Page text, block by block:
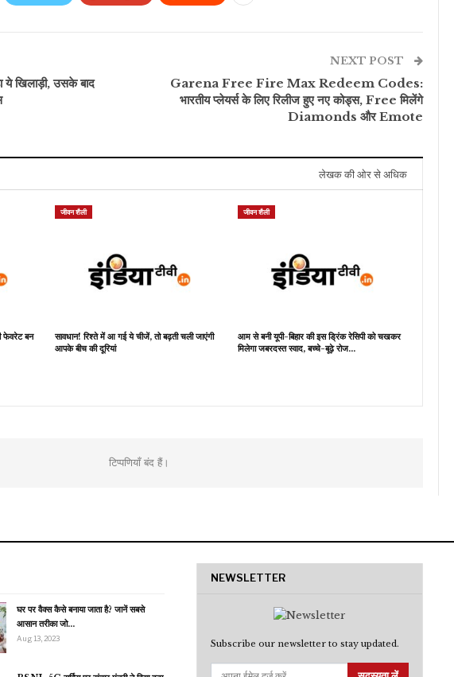
ये खिलाड़ी, उसके बाद
NEXT POST
Garena Free Fire Max Redeem Codes:
भारतीय प्लेयर्स के लिए रिलीज हुए नए कोड्स, Free मिलेंगे
Diamonds और Emote
लेखक की ओर से अधिक
फेवरेट बन
जीवन शैली
सावधान! रिश्ते में आ गई ये चीजें, तो बढ़ती चली जाएंगी
आपके बीच की दूरियां
जीवन शैली
आम से बनी यूपी-बिहार की इस ड्रिंक रेसिपी को चखकर
मिलेगा जबरदस्त स्वाद, बच्चे-बूढ़े रोज…
टिप्पणियाँ बंद हैं।
नहीं कर पाएंगे ऑनलाइन पेमेंट!
घर पर वैक्स कैसे बनाया जाता है? जानें सबसे
आसान तरीका जो…
Aug 13, 2023
NEWSLETTER
Subscribe our newsletter to stay updated.